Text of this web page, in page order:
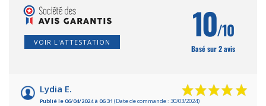
VOIR L'ATTESTATION 10/10
Basé sur 2 avis
Lydia E.
Publié le 06/04/2024 à 06:31 (Date de commande : 30/03/2024)